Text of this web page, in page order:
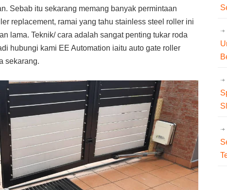
Sebab itu sekarang memang banyak permintaan
replacement, ramai yang tahu stainless steel roller ini
lama. Teknik/ cara adalah sangat penting tukar roda
hubungi kami EE Automation iaitu auto gate roller
sekarang.